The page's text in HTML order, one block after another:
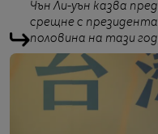
Чън Ли-уън казва
срещне с
половина на тази